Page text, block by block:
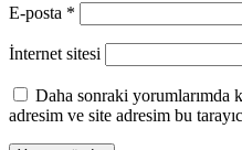
E-posta *
İnternet sitesi
Daha sonraki yorumlarımda
adresim ve site adresim bu